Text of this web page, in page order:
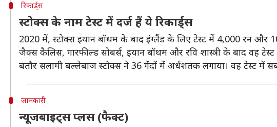
रिकार्ड्स
स्टोक्स के नाम टेस्ट में दर्ज हैं ये रिकार्ड्स
2020 में, स्टोक्स इयान बॉथम के बाद इंग्लैंड के लिए टेस्ट में 4,000 रन और
जैक्स कैलिस, गारफील्ड सोबर्स, इयान बॉथम और रवि शास्त्री के बाद वह
बतौर सलामी बल्लेबाज स्टोक्स ने 36 गेंदों में अर्धशतक लगाया। वह टेस्ट में
जानकारी
न्यूजबाइट्स प्लस (फैक्ट)